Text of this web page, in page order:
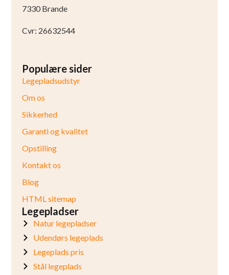
7330 Brande
Cvr: 26632544
Populære sider
Legepladsudstyr
Om os
Sikkerhed
Garanti og kvalitet
Opstilling
Kontakt os
Blog
HTML sitemap
Legepladser
Natur legepladser
Udendørs legeplads
Legeplads pris
Stål legeplads